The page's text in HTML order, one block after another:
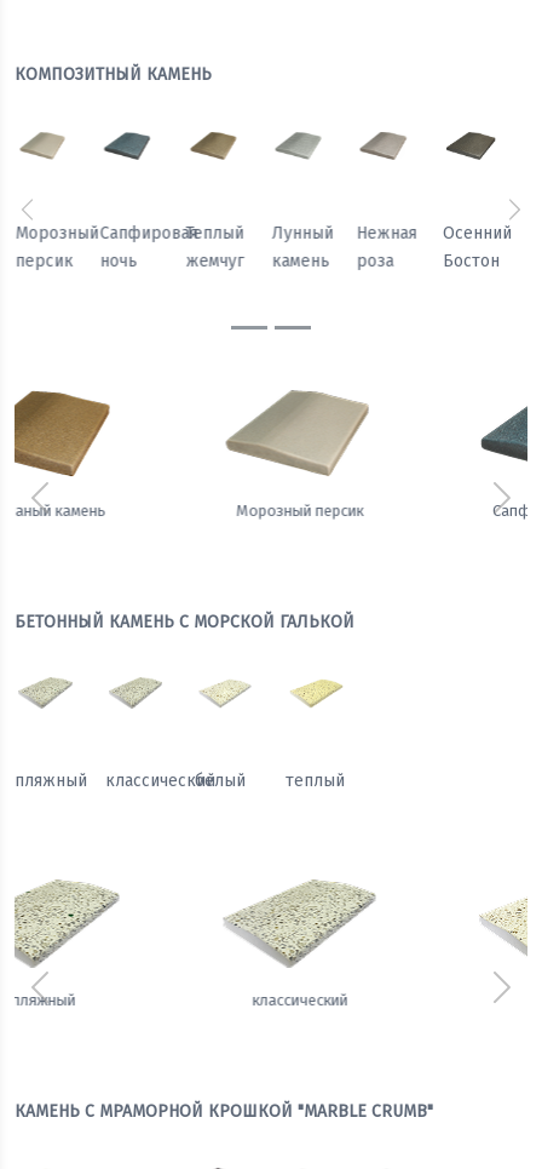
КОМПОЗИТНЫЙ КАМЕНЬ
Осенний
Бостон
Каменный
цветок
Песчаный
камень
Морозный
персик
Сапфировая
ночь
Теплый
жемчуг
Предыдущий
Сапфировая ночь Теплый жемчуг
Предыдущий
БЕТОННЫЙ КАМЕНЬ С МОРСКОЙ ГАЛЬКОЙ
пляжный классическийбелый теплый
Предыдущий
КАМЕНЬ С МРАМОРНОЙ КРОШКОЙ "MARBLE CRUMB"